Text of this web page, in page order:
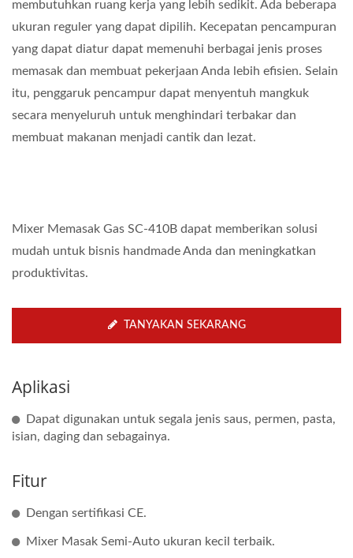
membutuhkan ruang kerja yang lebih sedikit. Ada beberapa
ukuran reguler yang dapat dipilih. Kecepatan pencampuran
yang dapat diatur dapat memenuhi berbagai jenis proses
memasak dan membuat pekerjaan Anda lebih efisien. Selain
itu, penggaruk pencampur dapat menyentuh mangkuk
secara menyeluruh untuk menghindari terbakar dan
membuat makanan menjadi cantik dan lezat.
Mixer Memasak Gas SC-410B dapat memberikan solusi
mudah untuk bisnis handmade Anda dan meningkatkan
produktivitas.
TANYAKAN SEKARANG
Aplikasi
Dapat digunakan untuk segala jenis saus, permen, pasta,
isian, daging dan sebagainya.
Fitur
Dengan sertifikasi CE.
Mixer Masak Semi-Auto ukuran kecil terbaik.